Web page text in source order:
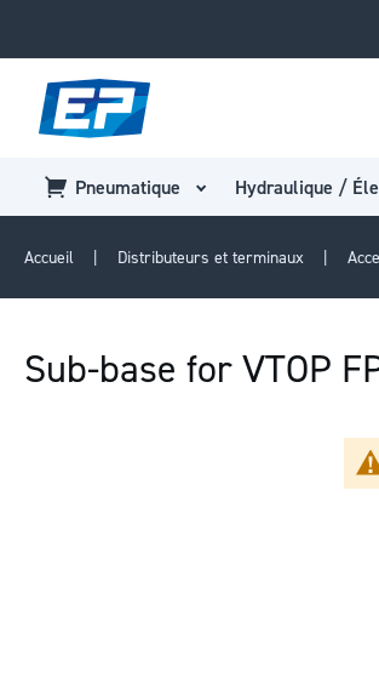
Pneumatique Hydraulique /
Accueil Distributeurs et terminaux
Sub-base for VTOP